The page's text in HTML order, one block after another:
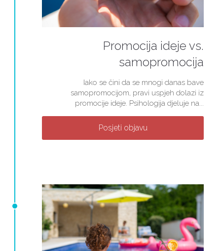
Promocija ideje vs.
samopromocija
Iako se čini da se mnogi danas bave
samopromocijom, pravi uspjeh dolazi iz
promocije ideje. Psihologija djeluje na...
Posjeti objavu